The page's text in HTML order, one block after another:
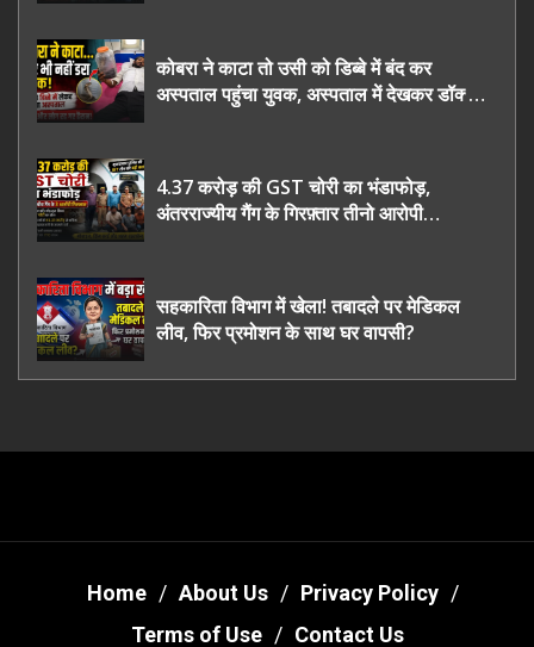
कोबरा ने काटा तो उसी को डिब्बे में बंद कर
अस्पताल पहुंचा युवक, अस्पताल में देखकर डॉक्टर
4.37 करोड़ की GST चोरी का भंडाफोड़,
अंतरराज्यीय गैंग के गिरफ़्तार तीनो आरोपी
सहकारिता विभाग में खेला! तबादले पर मेडिकल
लीव, फिर प्रमोशन के साथ घर वापसी?
Home About Us
Privacy Policy
Terms of Use
Contact Us